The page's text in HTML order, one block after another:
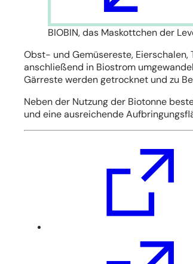
BIOBIN, das Maskottchen der
Obst- und Gemüsereste,
anschließend in Biostrom
Gärreste werden getrocknet und zu
Neben der Nutzung der Biotonne
und eine ausreichende